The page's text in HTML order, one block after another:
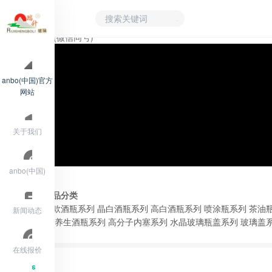
anbo(中国)官方
网站
关于我们
anbo(中国)
新闻动态
在线报价
15705309199(微信同号)
产品分类
新款酒瓶系列 晶白酒瓶系列 高白酒瓶系列 喷涂瓶系列 茶油
养生酒瓶系列 高分子内塞系列 水晶玻璃瓶盖系列 玻璃盖